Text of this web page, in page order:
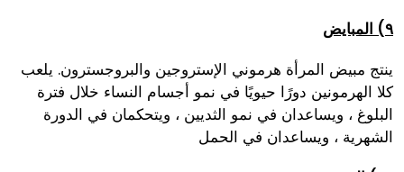
٩) المبايض
ينتج مبيض المرأة هرموني الإستروجين والبروجسترون. يلعب
كلا الهرمونين دورًا حيويًا في نمو أجسام النساء خلال فترة
البلوغ ، ويساعدان في نمو الثديين ، ويتحكمان في الدورة
الشهرية ، ويساعدان في الحمل